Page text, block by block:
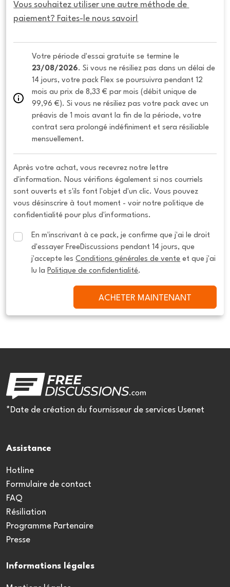
Vous souhaitez utiliser une autre méthode de
paiement? Faites-le nous savoir!
23/08/2026. Si vous ne résiliez pas dans un délai de
14 jours, votre pack Flex se poursuivra pendant 12
mois au prix de 8,33 € par mois (débit unique de
99,96 €). Si vous ne résiliez pas votre pack avec un
préavis de 1 mois avant la fin de la période, votre
contrat sera prolongé indéfiniment et sera résiliable
mensuellement.
Après votre achat, vous recevrez notre lettre
d'information. Nous vérifions également si nos courriels
sont ouverts et s'ils font l'objet d'un clic. Vous pouvez
vous désinscrire à tout moment - voir notre politique de
confidentialité pour plus d'informations.
En m'inscrivant à ce pack, je confirme que j'ai le droit
d'essayer FreeDiscussions pendant 14 jours, que
j'accepte les Conditions générales de vente et que j'ai
lu la Politique de confidentialité.
ACHETER MAINTENANT
*Date de création du fournisseur de services Usenet
Assistance
Hotline
Formulaire de contact
FAQ
Résiliation
Programme Partenaire
Presse
Informations légales